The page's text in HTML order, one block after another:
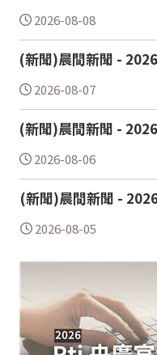
2026-08-08
(新聞)晨間新聞 -
2026-08-07
(新聞)晨間新聞 -
2026-08-06
(新聞)晨間新聞 -
2026-08-05